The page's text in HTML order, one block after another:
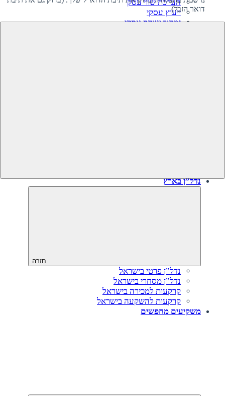
דואר הזבל)
הערכת שווי עסק
ייעוץ עסקי
איתור שותף עסקי
נדל”ן בארץ
חזרה
נדל”ן פרטי בישראל
נדל”ן מסחרי בישראל
קרקעות למכירה בישראל
קרקעות להשקעה בישראל
משקיעים מחפשים